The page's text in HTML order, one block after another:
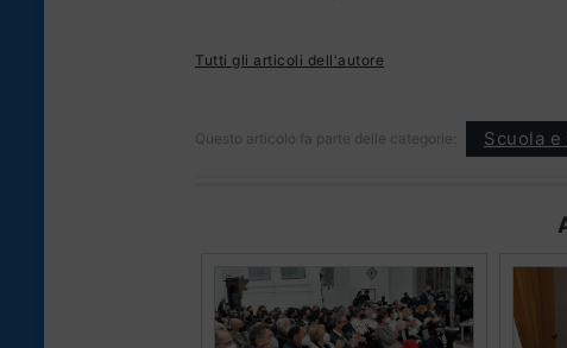
Tutti gli articoli dell'autore
Questo articolo fa parte delle categorie: Scuola